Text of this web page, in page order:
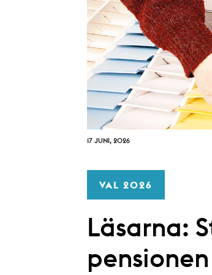
17 JUNI, 2026
VAL 2026
Läsarna:
pensionen